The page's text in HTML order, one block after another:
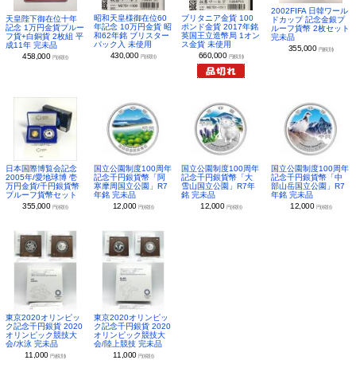
天皇陛下御在位十年
記念 1万円金貨プルー
フ貨+白銅貨 2枚組 平
成11年 完未品
458,000 円(税別)
昭和天皇様御在位60
年記念 10万円金貨 昭
和62年銘 ブリスター
パック入 未使用
430,000 円(税別)
ブリタニア金貨 100
ポンド金貨 2017年銘
英国王立造幣局 1オン
ス金貨 未使用
660,000 円(税別)
2002FIFA 日韓ワール
ドカップ 記念金銀プ
ルーフ貨幣 2枚セット
完未品
355,000 円(税別)
日本国際博覧会記念
2005年/愛地球博 壱
万円金貨/千円銀貨幣
プルーフ貨幣セット
355,000 円(税別)
国立公園制度100周年
記念千円銀貨幣「阿
寒摩周国立公園」R7
年銘 完未品
12,000 円(税別)
国立公園制度100周年
記念千円銀貨幣「大
雪山国立公園」R7年
銘 完未品
12,000 円(税別)
国立公園制度100周年
記念千円銀貨幣「中
部山岳国立公園」R7
年銘 完未品
12,000 円(税別)
東京2020オリンピッ
ク記念千円銀貨 2020
オリンピック競技大
会/水泳 完未品
11,000円(税別)
東京2020オリンピッ
ク記念千円銀貨 2020
オリンピック競技大
会/陸上競技 完未品
11,000 円(税別)